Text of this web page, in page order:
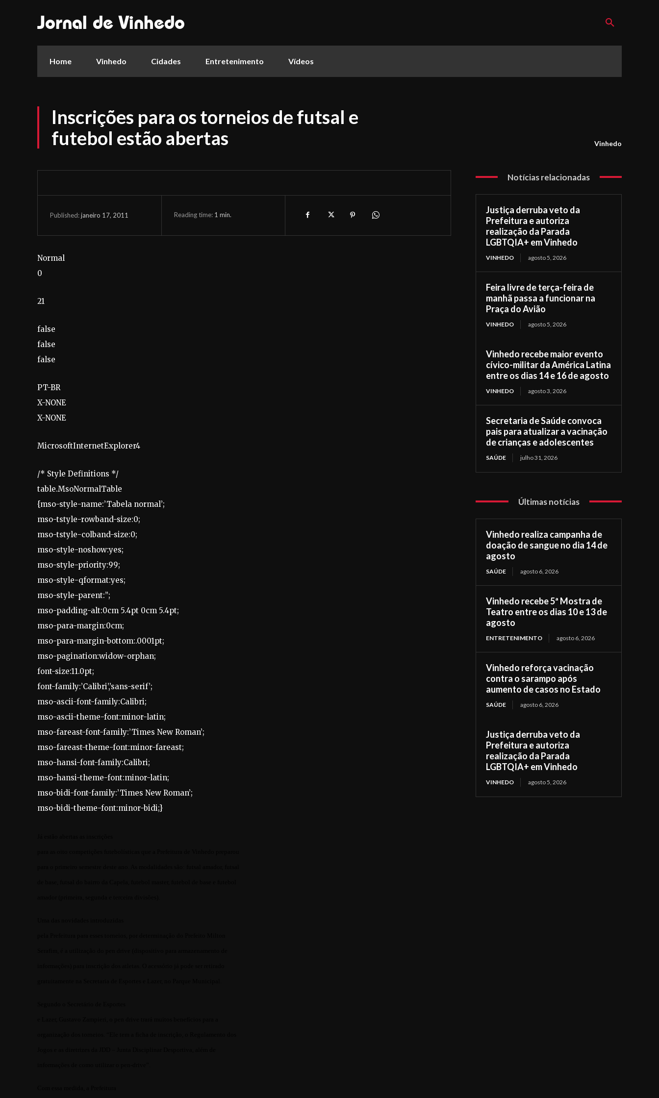
Jornal de Vinhedo
Home Vinhedo Cidades Entretenimento Vídeos
Inscrições para os torneios de futsal e
futebol estão abertas
Vinhedo
Published:janeiro 17, 2011 Reading time: 1 min.
Normal
0
21
false
false
false
PT-BR
X-NONE
X-NONE
MicrosoftInternetExplorer4
/* Style Definitions */
table.MsoNormalTable
{mso-style-name:’Tabela normal’;
mso-tstyle-rowband-size:0;
mso-tstyle-colband-size:0;
mso-style-noshow:yes;
mso-style-priority:99;
mso-style-qformat:yes;
mso-style-parent:”;
mso-padding-alt:0cm 5.4pt 0cm 5.4pt;
mso-para-margin:0cm;
mso-para-margin-bottom:.0001pt;
mso-pagination:widow-orphan;
font-size:11.0pt;
font-family:’Calibri’,’sans-serif’;
mso-ascii-font-family:Calibri;
mso-ascii-theme-font:minor-latin;
mso-fareast-font-family:’Times New Roman’;
mso-fareast-theme-font:minor-fareast;
mso-hansi-font-family:Calibri;
mso-hansi-theme-font:minor-latin;
mso-bidi-font-family:’Times New Roman’;
mso-bidi-theme-font:minor-bidi;}
Notícias relacionadas
Justiça derruba veto da
Prefeitura e autoriza
realização da Parada
LGBTQIA+ em Vinhedo
VINHEDO agosto 5, 2026
Feira livre de terça-feira de
manhã passa a funcionar na
Praça do Avião
VINHEDO agosto 5, 2026
Vinhedo recebe maior evento
cívico-militar da América Latina
entre os dias 14 e 16 de agosto
VINHEDO agosto 3, 2026
Secretaria de Saúde convoca
pais para atualizar a vacinação
de crianças e adolescentes
SAÚDE julho 31, 2026
Últimas notícias
Vinhedo realiza campanha de
doação de sangue no dia 14 de
agosto
SAÚDE agosto 6, 2026
Vinhedo recebe 5ª Mostra de
Teatro entre os dias 10 e 13 de
agosto
ENTRETENIMENTO agosto 6, 2026
Vinhedo reforça vacinação
contra o sarampo após
aumento de casos no Estado
SAÚDE agosto 6, 2026
Justiça derruba veto da
Prefeitura e autoriza
realização da Parada
LGBTQIA+ em Vinhedo
VINHEDO agosto 5, 2026